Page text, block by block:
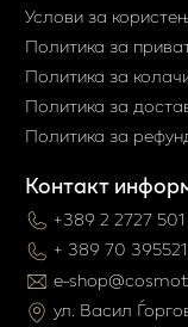
Услови за
Политика за
Политика за
Политика за
Политика за
Контакт
+389 2 2727 501
+ 389 70 395521
e-
ул. Васил